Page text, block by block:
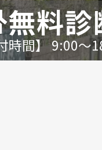
無料診
時間】 9:00〜